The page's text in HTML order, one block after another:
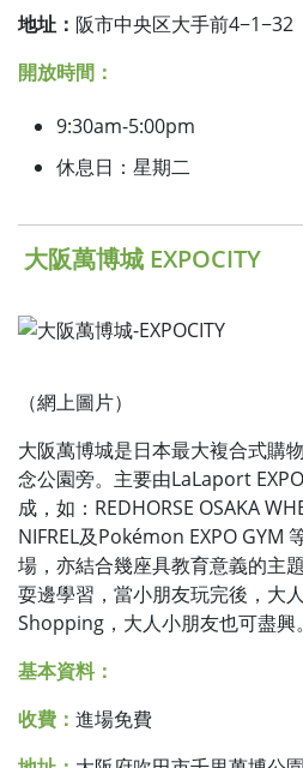
地址： 阪市中央区大手前4−1−32
開放時間：
9:30am-5:00pm
休息日：星期二
大阪萬博城 EXPOCITY
（網上圖片）
大阪萬博城是日本最大複合式購
念公園旁。主要由LaLaport
成，如：REDHORSE OSAKA
NIFREL及Pokémon EXPO GYM
場，亦結合幾座具教育意義的主
耍邊學習，當小朋友玩完後，大
Shopping，大人小朋友也可盡興。
基本資料：
收費： 進場免費